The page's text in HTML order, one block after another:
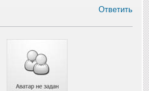
Ответить